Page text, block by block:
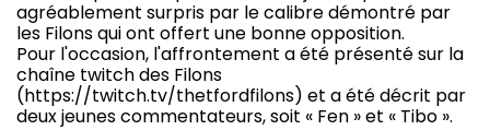
agréablement surpris par le calibre démontré par
les Filons qui ont offert une bonne opposition.
Pour l'occasion, l'affrontement a été présenté sur la
chaîne twitch des Filons
(https://twitch.tv/thetfordfilons) et a été décrit par
deux jeunes commentateurs, soit « Fen » et « Tibo ».